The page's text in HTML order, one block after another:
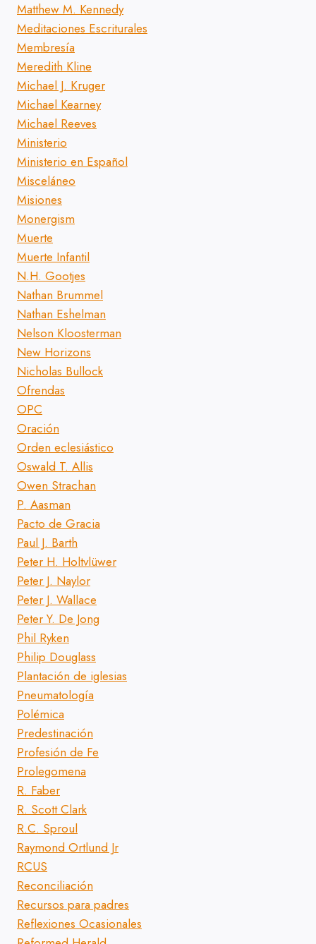
Matthew M. Kennedy
Meditaciones Escriturales
Membresía
Meredith Kline
Michael J. Kruger
Michael Kearney
Michael Reeves
Ministerio
Ministerio en Español
Misceláneo
Misiones
Monergism
Muerte
Muerte Infantil
N.H. Gootjes
Nathan Brummel
Nathan Eshelman
Nelson Kloosterman
New Horizons
Nicholas Bullock
Ofrendas
OPC
Oración
Orden eclesiástico
Oswald T. Allis
Owen Strachan
P. Aasman
Pacto de Gracia
Paul J. Barth
Peter H. Holtvlüwer
Peter J. Naylor
Peter J. Wallace
Peter Y. De Jong
Phil Ryken
Philip Douglass
Plantación de iglesias
Pneumatología
Polémica
Predestinación
Profesión de Fe
Prolegomena
R. Faber
R. Scott Clark
R.C. Sproul
Raymond Ortlund Jr
RCUS
Reconciliación
Recursos para padres
Reflexiones Ocasionales